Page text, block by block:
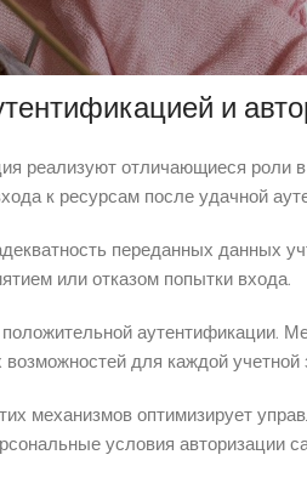
встраивают эти системы на
контроль и принимают
и
реализуют отличающиеся роли
к ресурсам после удачной
переданных данных
или отказом попытки входа.
положительной
для каждой
механизмов оптимизирует
условия авторизации